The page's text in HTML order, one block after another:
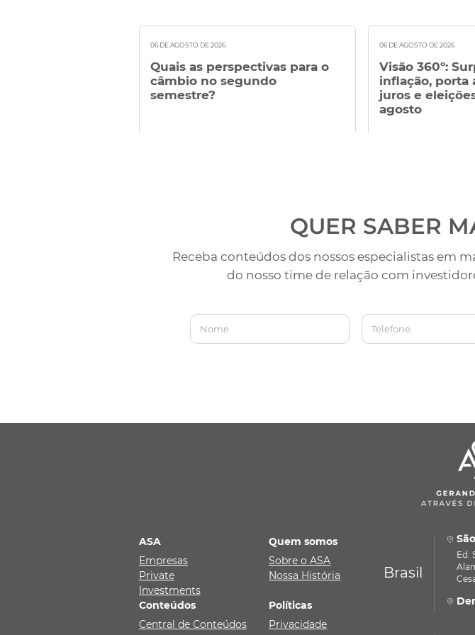
06 DE AGOSTO DE 2026
Quais as perspectivas para o
câmbio no segundo
semestre?
06 DE AGOSTO DE 2026
Visão 360º:
inflação, porta
juros e
agosto
QUER SABER
Receba conteúdos dos nossos especialistas em
do nosso time de relação com
Nome Telefone
ASA
Empresas
Private
Investments
Quem somos
Sobre o ASA
Nossa História
Conteúdos
Central de Conteúdos
Políticas
Privacidade
Brasil
Ed.